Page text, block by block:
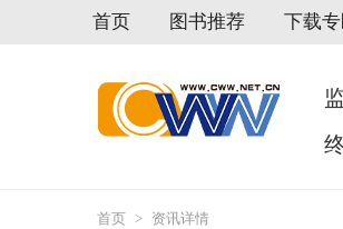
首页 图书推荐 下载
首页 > 资讯详情